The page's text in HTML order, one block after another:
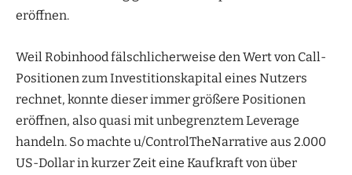
eröffnen.
Weil Robinhood fälschlicherweise den Wert von Call-
Positionen zum Investitionskapital eines Nutzers
rechnet, konnte dieser immer größere Positionen
eröffnen, also quasi mit unbegrenztem Leverage
handeln. So machte u/ControlTheNarrative aus 2.000
US-Dollar in kurzer Zeit eine Kaufkraft von über